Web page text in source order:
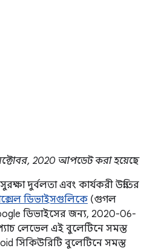
2020 আপডেট করা হয়েছে
দুর্বলতা এবং কার্যকরী উন্নতির
ডিভাইসগুলিকে (গুগল
ডিভাইসের জন্য, 2020-06-
লেভেল এই বুলেটিনে সমস্ত
সিকিউরিটি বুলেটিনে সমস্ত